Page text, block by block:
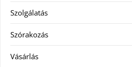
Szolgálatás
Szórakozás
Vásárlás